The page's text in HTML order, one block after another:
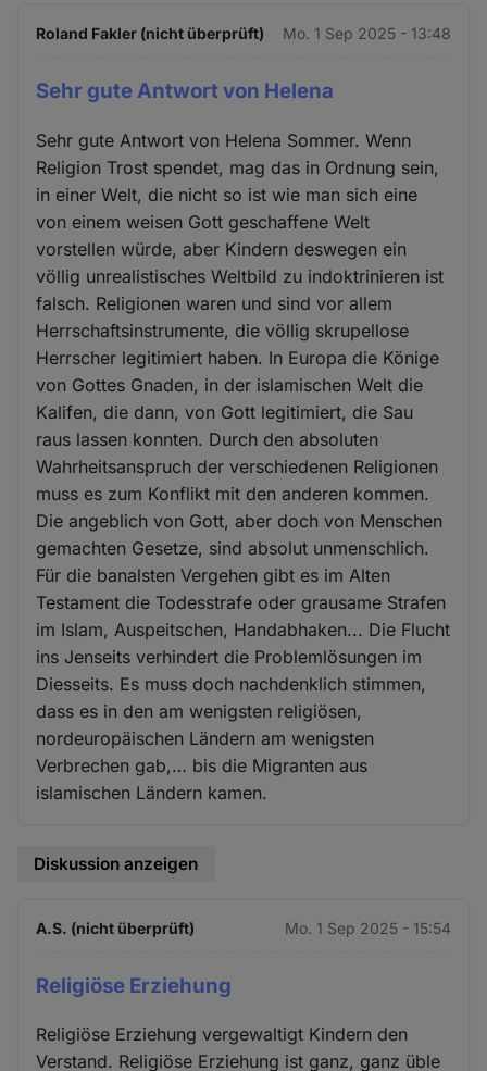
Roland Fakler (nicht überprüft) Mo. 1 Sep 2025 - 13:48
Sehr gute Antwort von Helena
Sehr gute Antwort von Helena Sommer. Wenn
Religion Trost spendet, mag das in Ordnung sein,
in einer Welt, die nicht so ist wie man sich eine
von einem weisen Gott geschaffene Welt
vorstellen würde, aber Kindern deswegen ein
völlig unrealistisches Weltbild zu indoktrinieren ist
falsch. Religionen waren und sind vor allem
Herrschaftsinstrumente, die völlig skrupellose
Herrscher legitimiert haben. In Europa die Könige
von Gottes Gnaden, in der islamischen Welt die
Kalifen, die dann, von Gott legitimiert, die Sau
raus lassen konnten. Durch den absoluten
Wahrheitsanspruch der verschiedenen Religionen
muss es zum Konflikt mit den anderen kommen.
Die angeblich von Gott, aber doch von Menschen
gemachten Gesetze, sind absolut unmenschlich.
Für die banalsten Vergehen gibt es im Alten
Testament die Todesstrafe oder grausame Strafen
im Islam, Auspeitschen, Handabhaken... Die Flucht
ins Jenseits verhindert die Problemlösungen im
Diesseits. Es muss doch nachdenklich stimmen,
dass es in den am wenigsten religiösen,
nordeuropäischen Ländern am wenigsten
Verbrechen gab,… bis die Migranten aus
islamischen Ländern kamen.
Diskussion anzeigen
A.S. (nicht überprüft) Mo. 1 Sep 2025 - 15:54
Religiöse Erziehung
Religiöse Erziehung vergewaltigt Kindern den
Verstand. Religiöse Erziehung ist ganz, ganz üble